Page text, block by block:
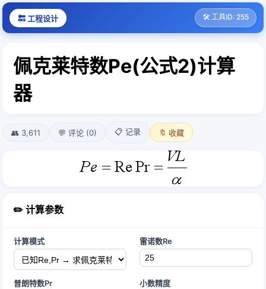
🔙 工程设计 🛠️ 工具ID: 255
佩克莱特数Pe(公式2)计算
器
👥 3,611 💬 评论 (0) 📋 记录 🔖 收藏
✏️ 计算参数
计算模式 雷诺数Re
普朗特数Pr 小数精度